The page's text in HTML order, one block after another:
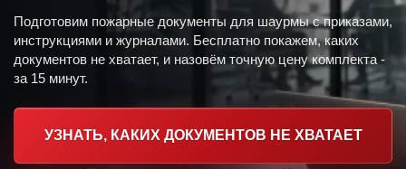
Подготовим пожарные документы для шаурмы с приказами,
инструкциями и журналами. Бесплатно покажем, каких
документов не хватает, и назовём точную цену комплекта -
за 15 минут.
УЗНАТЬ, КАКИХ ДОКУМЕНТОВ НЕ ХВАТАЕТ